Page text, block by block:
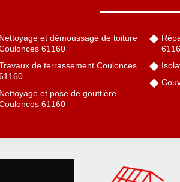
Nettoyage et démoussage de toiture
61160
de terrassement Coulonces
Nettoyage et pose de gouttière
61160